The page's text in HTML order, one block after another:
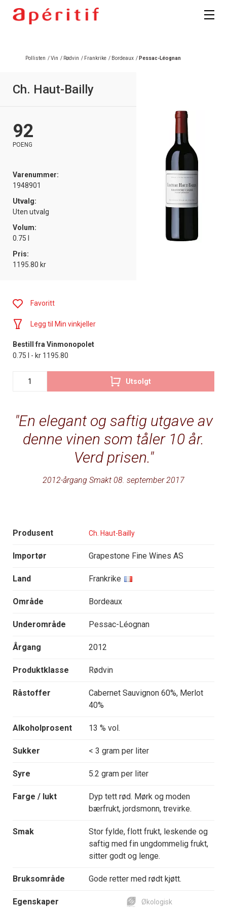
Pollisten /Vin / Rødvin / Frankrike / Bordeaux / Pessac-Léognan
Ch. Haut-Bailly
92
POENG
Varenummer:
1948901
Utvalg:
Uten utvalg
Volum:
0.75 l
Pris:
1195.80 kr
En elegant og saftig utgave av
denne vinen som tåler 10 år.
Verd prisen.
2012-årgang Smakt 08. september 2017
Produsent Ch. Haut-Bailly
Importør Grapestone Fine Wines AS
Land Frankrike
Område Bordeaux
Underområde Pessac-Léognan
Årgang 2012
Produktklasse Rødvin
Råstoffer
Cabernet Sauvignon 60%, Merlot
40%
Alkoholprosent 13 % vol.
Sukker < 3 gram per liter
Syre 5.2 gram per liter
Farge / lukt
Dyp tett rød. Mørk og moden
bærfrukt, jordsmonn, trevirke.
Smak
Stor fylde, flott frukt, leskende og
saftig med fin ungdommelig frukt,
sitter godt og lenge.
Bruksområde Gode retter med rødt kjøtt.
Egenskaper Økologisk
Favoritt
Legg til Min vinkjeller
Bestill fra Vinmonopolet
0.75 l - kr 1195.80
Utsolgt